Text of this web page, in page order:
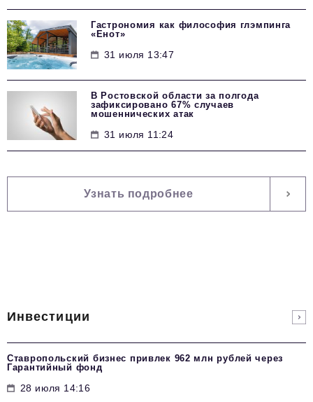
Гастрономия как философия глэмпинга
«Енот»
31 июля 13:47
В Ростовской области за полгода
зафиксировано 67% случаев
мошеннических атак
31 июля 11:24
Узнать подробнее
Инвестиции
Ставропольский бизнес привлек 962 млн рублей через
Гарантийный фонд
28 июля 14:16